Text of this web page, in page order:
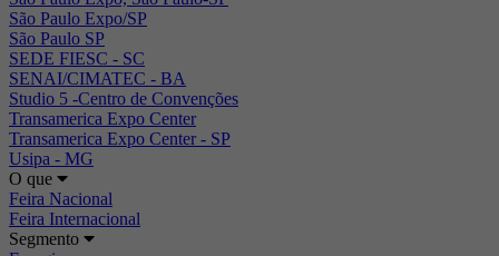
São Paulo Expo/SP
São Paulo SP
SEDE FIESC - SC
SENAI/CIMATEC - BA
Studio 5 -Centro de Convenções
Transamerica Expo Center
Transamerica Expo Center - SP
Usipa - MG
O que
Feira Nacional
Feira Internacional
Segmento